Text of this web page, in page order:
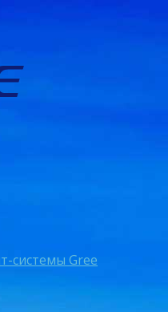
системы Gree